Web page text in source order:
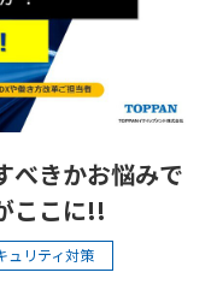
べきかお悩みで
ここに!!
ュリティ対策